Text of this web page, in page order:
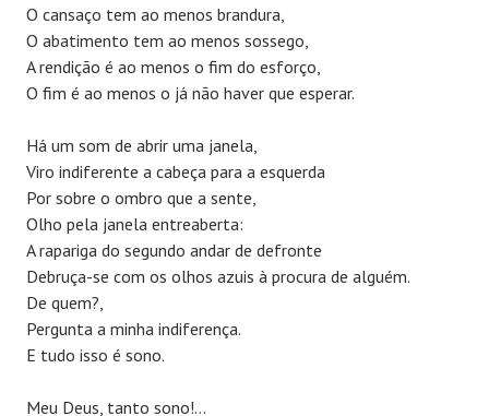
O cansaço tem ao menos brandura,
O abatimento tem ao menos sossego,
A rendição é ao menos o fim do esforço,
O fim é ao menos o já não haver que esperar.
Há um som de abrir uma janela,
Viro indiferente a cabeça para a esquerda
Por sobre o ombro que a sente,
Olho pela janela entreaberta:
A rapariga do segundo andar de defronte
Debruça-se com os olhos azuis à procura de alguém.
De quem?,
Pergunta a minha indiferença.
E tudo isso é sono.
Meu Deus, tanto sono!…